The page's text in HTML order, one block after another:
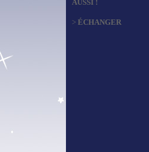
AUSSI !
> ÉCHANGER